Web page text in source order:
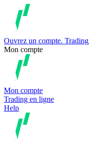
Ouvrez un compte. Trading
Mon compte
Mon compte
Trading en ligne
Help